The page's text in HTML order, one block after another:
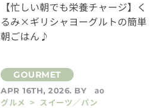
【忙しい朝でも栄養チャージ】く
るみ×ギリシャヨーグルトの簡単
朝ごはん♪
APR 16TH, 2026. BY
ao
グルメ > スイーツ／パン